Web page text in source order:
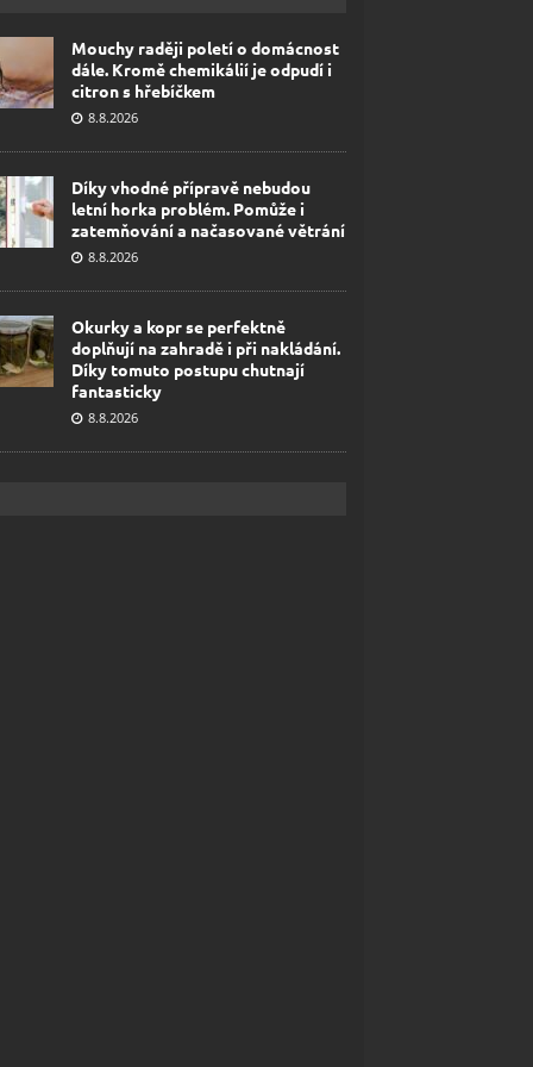
Mouchy raději poletí o domácnost
dále. Kromě chemikálií je odpudí i
citron s hřebíčkem
8.8.2026
Díky vhodné přípravě nebudou
letní horka problém. Pomůže i
zatemňování a načasované větrání
8.8.2026
Okurky a kopr se perfektně
doplňují na zahradě i při nakládání.
Díky tomuto postupu chutnají
fantasticky
8.8.2026